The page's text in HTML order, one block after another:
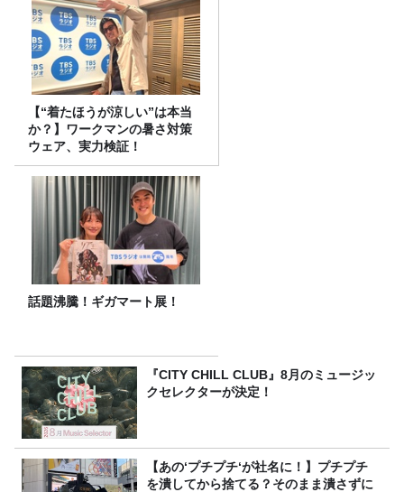
【“着たほうが涼しい”は本当
か？】ワークマンの暑さ対策
ウェア、実力検証！
話題沸騰！ギガマート展！
『CITY CHILL CLUB』8月のミュージッ
クセレクターが決定！
【あの‘プチプチ‘が社名に！】プチプチ
を潰してから捨てる？そのまま潰さずに